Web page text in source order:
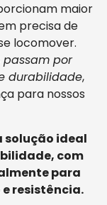
maior
precisa de
locomover.
passam por
durabilidade,
para nossos
solução ideal
com
para
resistência.